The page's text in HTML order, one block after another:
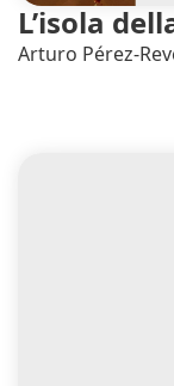
L’isola
Arturo Pérez-